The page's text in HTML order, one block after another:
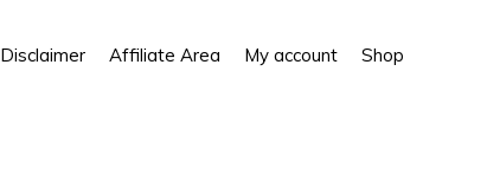
Disclaimer Affiliate Area My account Shop